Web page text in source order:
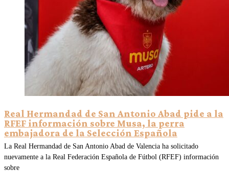
Real Hermandad de San Antonio Abad pide a la
RFEF información sobre Musa, la perra
embajadora de la Selección Española
La Real Hermandad de San Antonio Abad de Valencia ha solicitado
nuevamente a la Real Federación Española de Fútbol (RFEF) información
sobre